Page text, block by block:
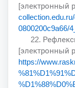
[электронный
0800200c9a66/
22.
[электронный
https://